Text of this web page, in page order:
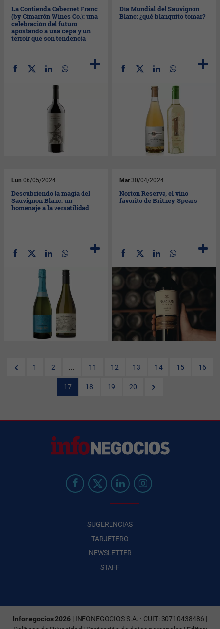
La Contienda Cabernet Franc
(by Cimarrón Wines Co.): una
celebración del futuro
apostando a una cepa y un
terroir que son tendencia
Día Mundial del Sauvignon
Blanc: ¿qué blanquito tomar?
Lun 06/05/2024
Descubriendo la magia del
Sauvignon Blanc: un
homenaje a la versatilidad
Mar 30/04/2024
Norton Reserva, el vino
favorito de Britney Spears
1 2 ... 11 12 13 14 15 16
17 18 19 20
SUGERENCIAS
TARJETERO
NEWSLETTER
STAFF
Infonegocios 2026 | INFONEGOCIOS S.A. · CUIT: 30710438486 |